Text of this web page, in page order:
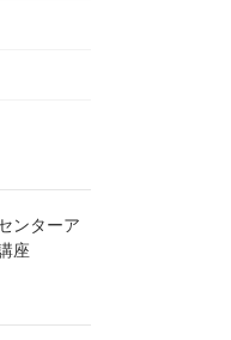
ンターア
座